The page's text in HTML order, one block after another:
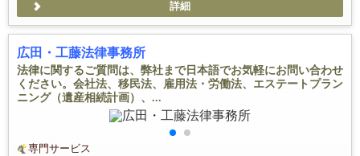
詳細
広田・工藤法律事務所
法律に関するご質問は、弊社まで日本語でお気軽にお問い合わせ
ください。会社法、移民法、雇用法・労働法、エステートプラン
ニング（遺産相続計画）、...
専門サービス